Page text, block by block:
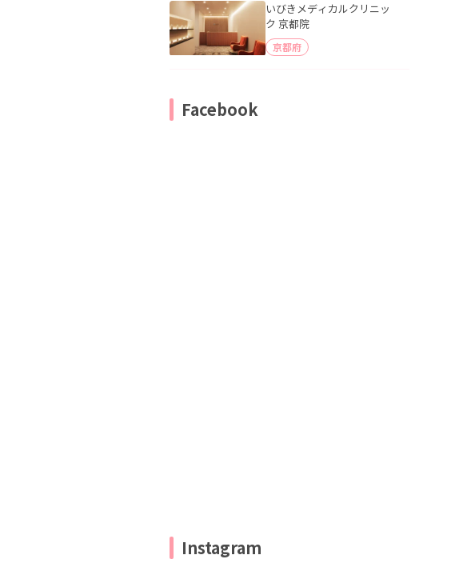
いびきメディカルクリニッ
ク 京都院
京都府
Facebook
Instagram